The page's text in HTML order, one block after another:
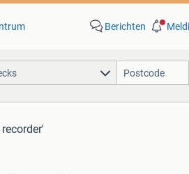
Berichten